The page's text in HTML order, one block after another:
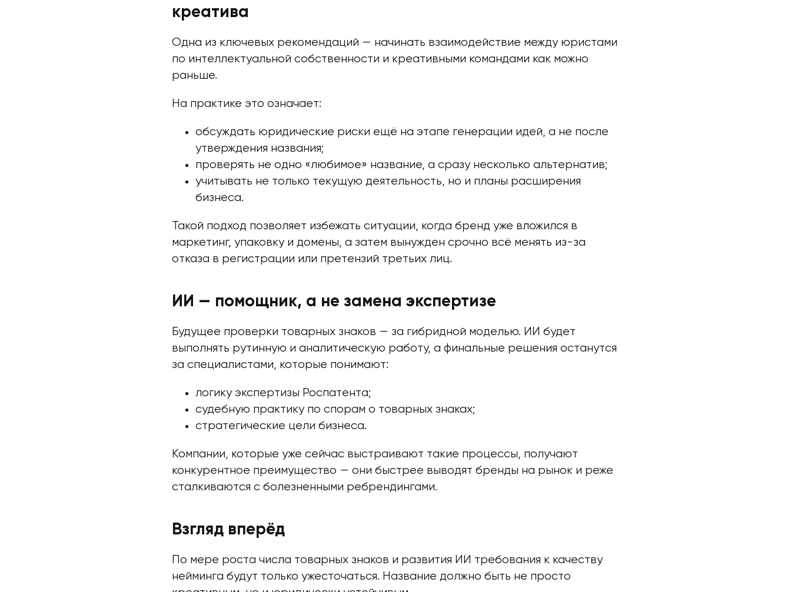
креатива
Одна из ключевых рекомендаций — начинать взаимодействие между юристами
по интеллектуальной собственности и креативными командами как можно
раньше.
На практике это означает:
обсуждать юридические риски ещё на этапе генерации идей, а не после
утверждения названия;
проверять не одно «любимое» название, а сразу несколько альтернатив;
учитывать не только текущую деятельность, но и планы расширения
бизнеса.
Такой подход позволяет избежать ситуации, когда бренд уже вложился в
маркетинг, упаковку и домены, а затем вынужден срочно всё менять из-за
отказа в регистрации или претензий третьих лиц.
ИИ — помощник, а не замена экспертизе
Будущее проверки товарных знаков — за гибридной моделью. ИИ будет
выполнять рутинную и аналитическую работу, а финальные решения останутся
за специалистами, которые понимают:
логику экспертизы Роспатента;
судебную практику по спорам о товарных знаках;
стратегические цели бизнеса.
Компании, которые уже сейчас выстраивают такие процессы, получают
конкурентное преимущество — они быстрее выводят бренды на рынок и реже
сталкиваются с болезненными ребрендингами.
Взгляд вперёд
По мере роста числа товарных знаков и развития ИИ требования к качеству
нейминга будут только ужесточаться. Название должно быть не просто